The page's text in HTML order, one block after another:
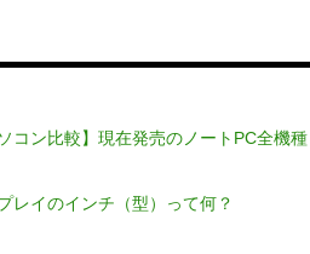
コン比較】現在発売のノートPC全機種
レイのインチ（型）って何？